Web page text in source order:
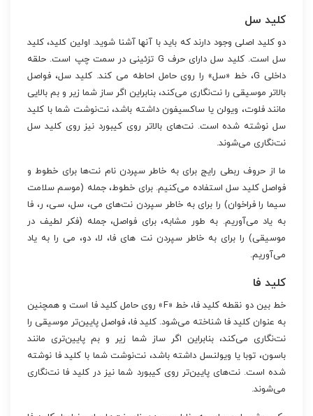
کلید سل
دو کلید اصلی وجود دارند که باید با آنها آشنا شوید. اولین کلید، کلید
سل است. کلید سل دارای حرف G تزئینی در سمت چپ است. حلقه
داخلی G، خط «سل» را روی حامل احاطه می کند. کلید سل، فواصل
بالاتر موسیقی را نت‌نگاری می‌کند، بنابراین اگر ساز شما زیر و بم بالایی
مانند فلوت، ویولن یا ساکسیفون داشته باشد، نت‌نوشت شما با کلید
سل نوشته شده است. نت‌های بالاتر روی کیبورد نیز روی کلید سل
نت‌نگاری می‌شوند.
ما از حروف ربطی رایج برای به خاطر سپردن نام نت‌ها برای خطوط و
فواصل کلید سل استفاده می‌کنیم. برای خطوط، جمله (موسم سلامت
سیما را فراخوان) را برای به خاطر سپردن نت‌های می، سل، سی، ر، فا
به یاد می‌آوریم. به طور مشابه، برای فواصل، جمله (فکر لطیف در
موسیقی) را برای به خاطر سپردن نت های فا، لا، دو، می را به یاد
می‌آوریم.
کلید فا
خط بین دو نقطه کلید فا، خط «F» روی حامل کلید فا است و همچنین
به عنوان کلید فا شناخته می‌شود. کلید فا، فواصل پایین‌تر موسیقی را
نت‌نگاری می‌کند، بنابراین اگر ساز شما زیر و بم پایین‌تری مانند
باسون، توبا یا ویولنسل داشته باشد، نت‌نوشت شما با کلید فا نوشته
شده است. نت‌های پایین‌تر روی کیبورد شما نیز در کلید فا نت‌نگاری
می‌شوند.